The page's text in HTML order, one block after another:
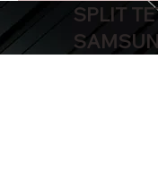
SPLIT